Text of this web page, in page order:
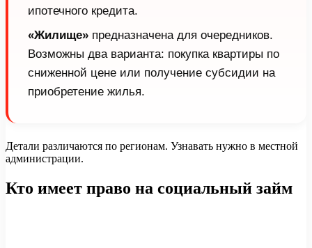
ипотечного кредита.
«Жилище» предназначена для очередников.
Возможны два варианта: покупка квартиры по
сниженной цене или получение субсидии на
приобретение жилья.
Детали различаются по регионам. Узнавать нужно в местной
администрации.
Кто имеет право на социальный займ